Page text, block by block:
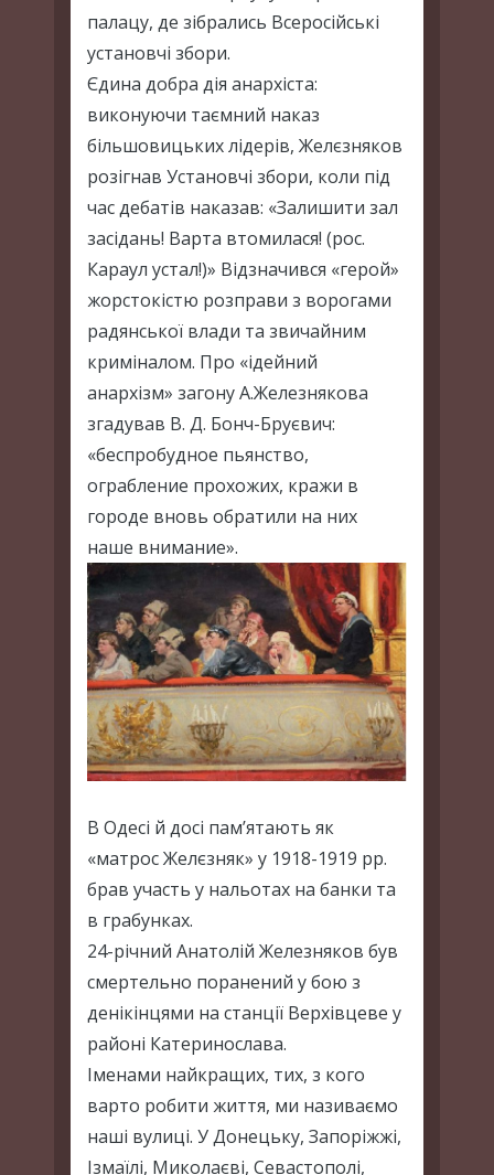
палацу, де зібрались Всеросійські
установчі збори.
Єдина добра дія анархіста:
виконуючи таємний наказ
більшовицьких лідерів, Желєзняков
розігнав Установчі збори, коли під
час дебатів наказав: «Залишити зал
засідань! Варта втомилася! (рос.
Караул устал!)» Відзначився «герой»
жорстокістю розправи з ворогами
радянської влади та звичайним
криміналом. Про «ідейний
анархізм» загону А.Железнякова
згадував В. Д. Бонч-Бруєвич:
«беспробудное пьянство,
ограбление прохожих, кражи в
городе вновь обратили на них
наше внимание».
В Одесі й досі пам’ятають як
«матрос Желєзняк» у 1918-1919 рр.
брав участь у нальотах на банки та
в грабунках.
24-річний Анатолій Железняков був
смертельно поранений у бою з
денікінцями на станції Верхівцеве у
районі Катеринослава.
Іменами найкращих, тих, з кого
варто робити життя, ми називаємо
наші вулиці. У Донецьку, Запоріжжі,
Ізмаїлі, Миколаєві, Севастополі,